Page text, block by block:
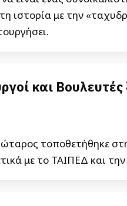
ιστορία με την
και
τοποθετήθηκε
με το ΤΑΙΠΕΔ και